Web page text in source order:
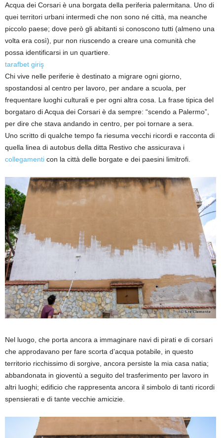
Acqua dei Corsari è una borgata della periferia palermitana. Uno di
quei territori urbani intermedi che non sono né città, ma neanche
piccolo paese; dove però gli abitanti si conoscono tutti (almeno una
volta era così), pur non riuscendo a creare una comunità che
possa identificarsi in un quartiere.
tarafbet giriş
Chi vive nelle periferie è destinato a migrare ogni giorno,
spostandosi al centro per lavoro, per andare a scuola, per
frequentare luoghi culturali e per ogni altra cosa. La frase tipica del
borgataro di Acqua dei Corsari è da sempre: “scendo a Palermo”,
per dire che stava andando in centro, per poi tornare a sera.
Uno scritto di qualche tempo fa riesuma vecchi ricordi e racconta di
quella linea di autobus della ditta Restivo che assicurava i
collegamenti con la città delle borgate e dei paesini limitrofi.
Nel luogo, che porta ancora a immaginare navi di pirati e di corsari
che approdavano per fare scorta d’acqua potabile, in questo
territorio ricchissimo di sorgive, ancora persiste la mia casa natia;
abbandonata in gioventù a seguito del trasferimento per lavoro in
altri luoghi; edificio che rappresenta ancora il simbolo di tanti ricordi
spensierati e di tante vecchie amicizie.